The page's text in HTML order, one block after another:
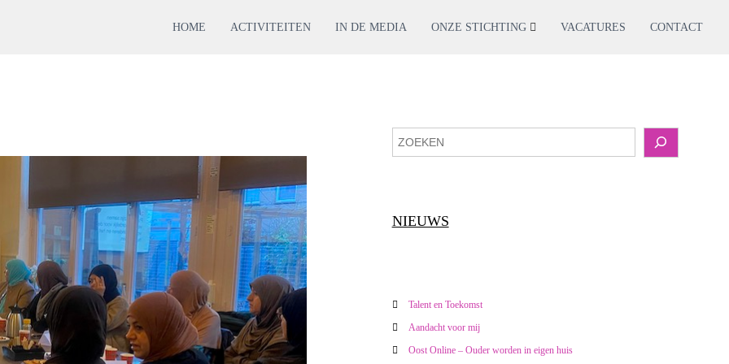
HOME ACTIVITEITEN IN DE MEDIA ONZE STICHTING VACATURES CONTACT
n
NIEUWS
Talent en Toekomst
Aandacht voor mij
Oost Online – Ouder worden in eigen huis